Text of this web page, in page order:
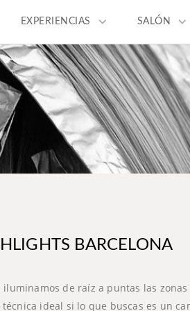
EXPERIENCIAS keyboard_arrow_down SALÓN keyboard_arrow_down
BARCELONA
de raíz a puntas las
ideal si lo que buscas es un